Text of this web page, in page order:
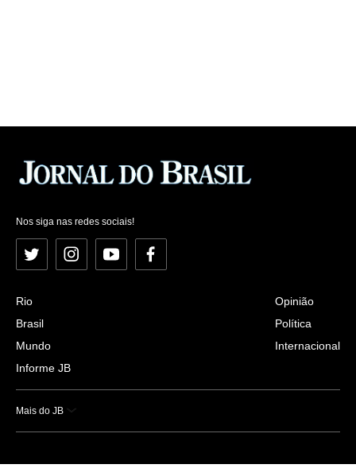
Nos siga nas redes sociais!
Twitter InstagramYouTubeFacebook
Rio
Brasil
Mundo
Informe JB
Opinião
Política
Internacional
Mais do JB
Esportes